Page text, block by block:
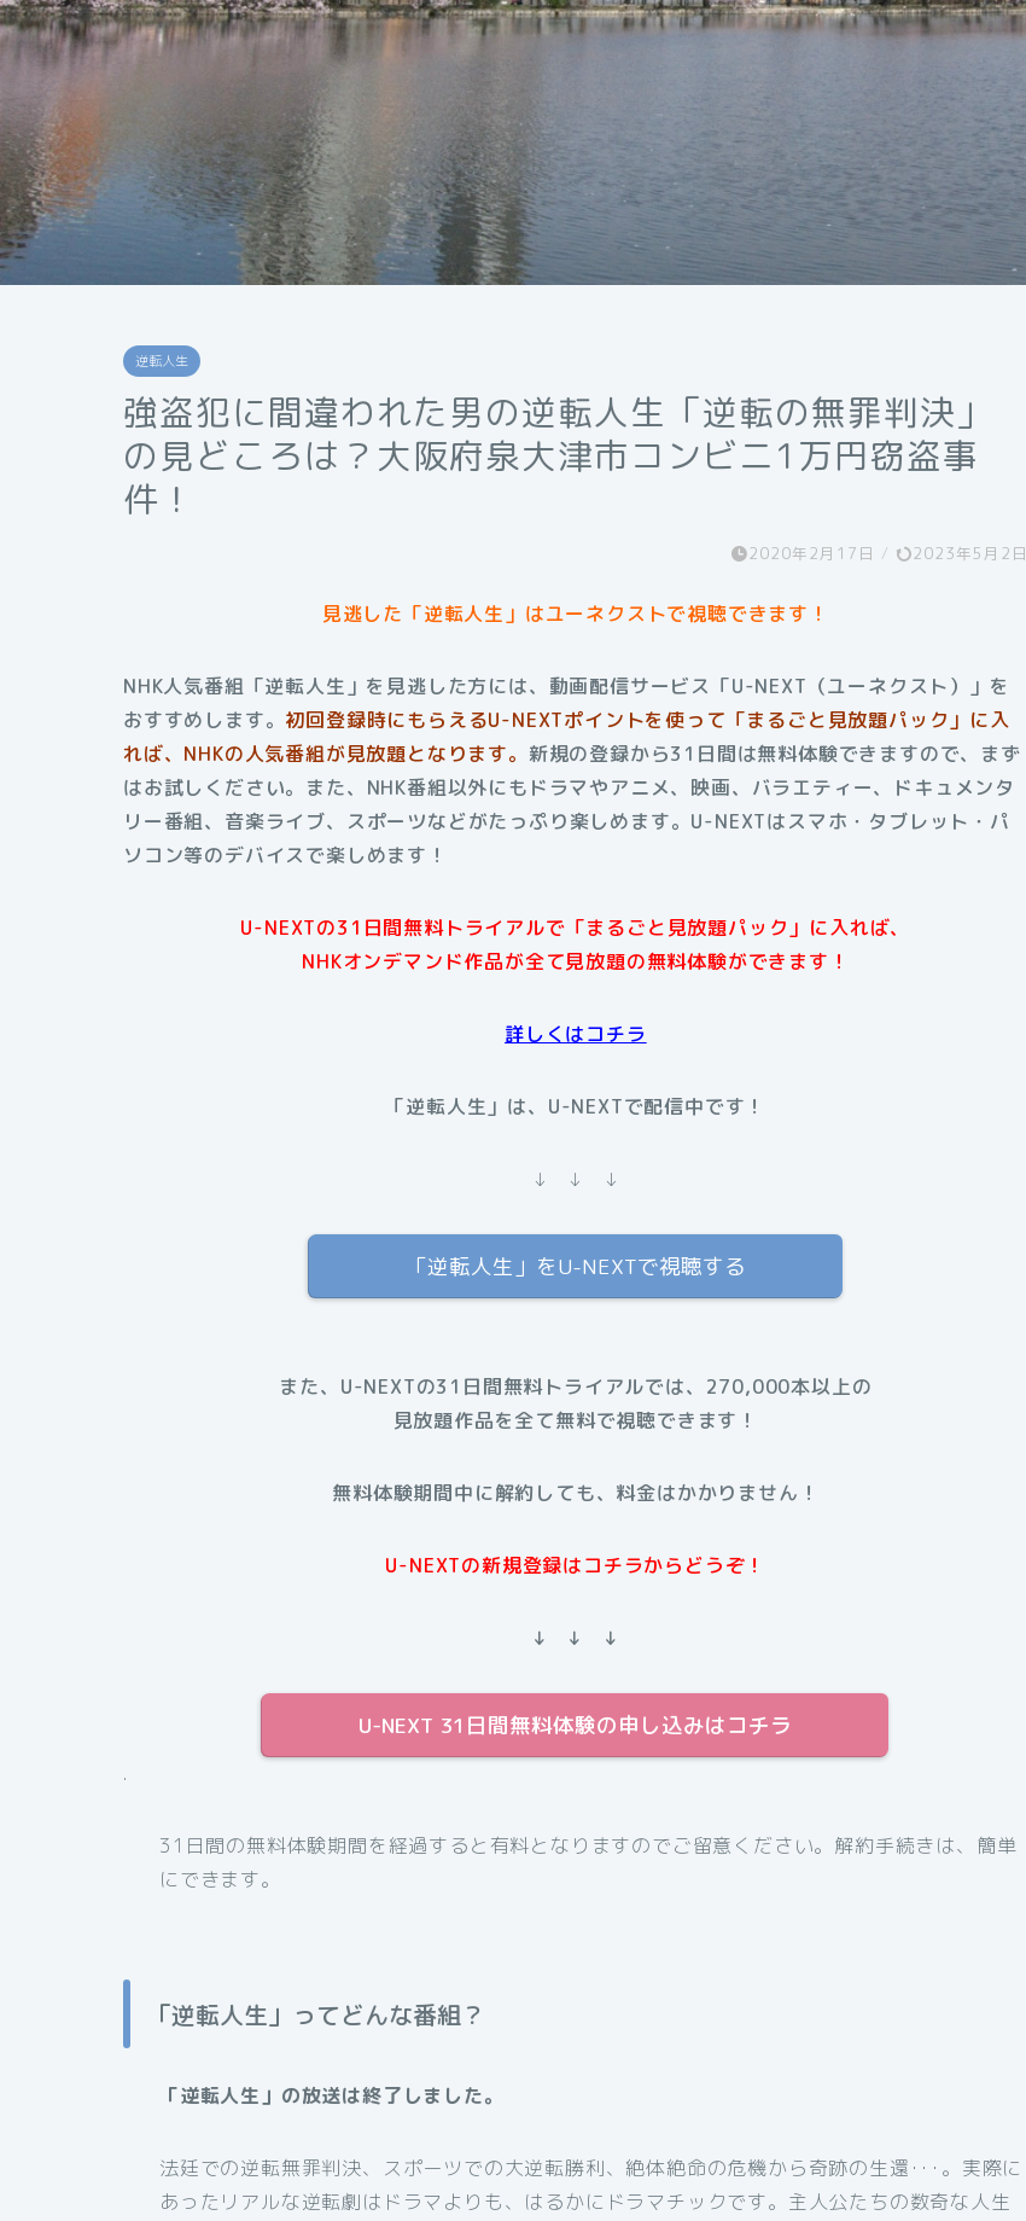
逆転人生
強盗犯に間違われた男の逆転人生「逆転の無罪判決」
の見どころは？大阪府泉大津市コンビニ1万円窃盗事
件！
2020年2月17日 / 2023年5月2日
見逃した「逆転人生」はユーネクストで視聴できます！
NHK人気番組「逆転人生」を見逃した方には、動画配信サービス「U-NEXT（ユーネクスト）」を
おすすめします。 初回登録時にもらえるU-NEXTポイントを使って「まるごと見放題パック」に入
れば、NHKの人気番組が見放題となります。 新規の登録から31日間は無料体験できますので、まず
はお試しください。また、NHK番組以外にもドラマやアニメ、映画、バラエティー、ドキュメンタ
リー番組、音楽ライブ、スポーツなどがたっぷり楽しめます。U-NEXTはスマホ・タブレット・パ
ソコン等のデバイスで楽しめます！
U-NEXTの31日間無料トライアルで「まるごと見放題パック」に入れば、
NHKオンデマンド作品が全て見放題の無料体験ができます！
詳しくはコチラ
「逆転人生」は、U-NEXTで配信中です！
↓ ↓ ↓
「逆転人生」をU-NEXTで視聴する
また、U-NEXTの31日間無料トライアルでは、270,000本以上の
見放題作品を全て無料で視聴できます！
無料体験期間中に解約しても、料金はかかりません！
U-NEXTの新規登録はコチラからどうぞ！
↓ ↓ ↓
U-NEXT 31日間無料体験の申し込みはコチラ
.
31日間の無料体験期間を経過すると有料となりますのでご留意ください。解約手続きは、簡単
にできます。
「逆転人生」ってどんな番組？
「逆転人生」の放送は終了しました。
法廷での逆転無罪判決、スポーツでの大逆転勝利、絶体絶命の危機から奇跡の生還･･･。実際に
あったリアルな逆転劇はドラマよりも、はるかにドラマチックです。主人公たちの数奇な人生